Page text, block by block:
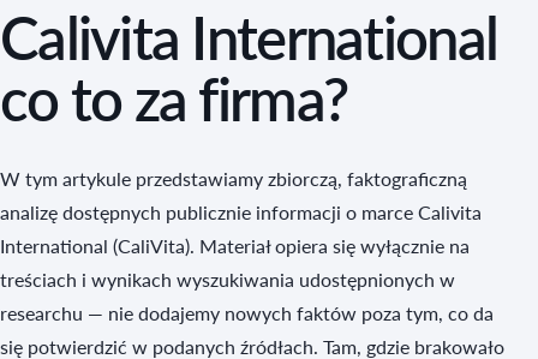
Calivita International
co to za firma?
W tym artykule przedstawiamy zbiorczą, faktograficzną
analizę dostępnych publicznie informacji o marce Calivita
International (CaliVita). Materiał opiera się wyłącznie na
treściach i wynikach wyszukiwania udostępnionych w
researchu — nie dodajemy nowych faktów poza tym, co da
się potwierdzić w podanych źródłach. Tam, gdzie brakowało